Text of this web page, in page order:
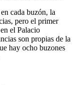
cada buzón, la
pero el primer
el Palacio
son propias de la
hay ocho buzones